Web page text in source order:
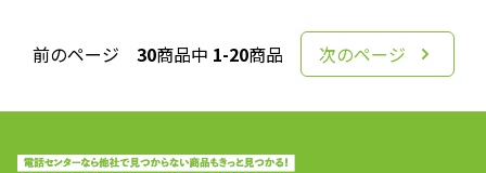
前のページ 30商品中 1-20商品 次のページ